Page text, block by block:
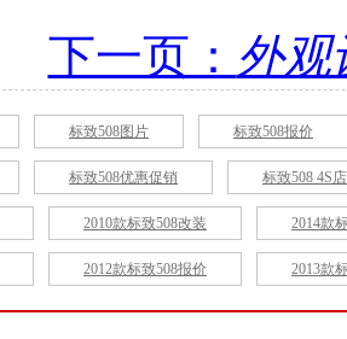
下一页： 外观
标致508图片 标致508报价
标致508优惠促销 标致508 4S店
2010款标致508改装 2014款
2012款标致508报价 2013款